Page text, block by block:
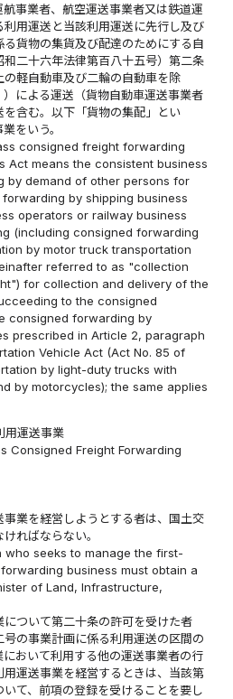
事業者、航空運送事業者又は鉄道運
用運送と当該利用運送に先行し及び
貨物の集貨及び配達のためにする自
和二十六年法律第百八十五号）第二条
軽自動車及び二輪の自動車を除
による運送（貨物自動車運送事業者
含む。以下「貨物の集配」とい
をいう。
consigned freight forwarding
Act means the consistent business
by demand of other persons for
by shipping business
operators or railway business
(including consigned forwarding
by motor truck transportation
referred to as "collection
for collection and delivery of the
to the consigned
consigned forwarding by
prescribed in Article 2, paragraph
Vehicle Act (Act No. 85 of
by light-duty trucks with
by motorcycles); the same applies
運送事業
Consigned Freight Forwarding
事業を経営しようとする者は、国土交
ればならない。
who seeks to manage the first-
business must obtain a
of Land, Infrastructure,
ついて第二十条の許可を受けた者
の事業計画に係る利用運送の区間の
おいて利用する他の運送事業者の行
用運送事業を経営するときは、当該第
て、前項の登録を受けることを要し